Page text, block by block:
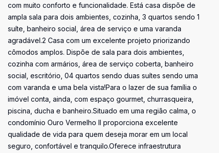
com muito conforto e funcionalidade. Está casa dispõe de
ampla sala para dois ambientes, cozinha, 3 quartos sendo 1
suíte, banheiro social, área de serviço e uma varanda
agradável.2 Casa com um excelente projeto priorizando
cômodos amplos. Dispõe de sala para dois ambientes,
cozinha com armários, área de serviço coberta, banheiro
social, escritório, 04 quartos sendo duas suítes sendo uma
com varanda e uma bela vista!Para o lazer de sua família o
imóvel conta, ainda, com espaço gourmet, churrasqueira,
piscina, ducha e banheiro.Situado em uma região calma, o
condomínio Ouro Vermelho II proporciona excelente
qualidade de vida para quem deseja morar em um local
seguro, confortável e tranquilo.Oferece infraestrutura